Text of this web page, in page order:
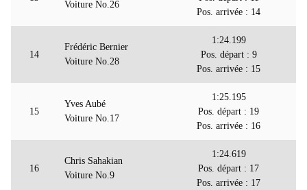
Voiture No.26
Pos. arrivée : 14
14
Frédéric Bernier
Voiture No.28
1:24.199
Pos. départ : 9
Pos. arrivée : 15
15
Yves Aubé
Voiture No.17
1:25.195
Pos. départ : 19
Pos. arrivée : 16
16
Chris Sahakian
Voiture No.9
1:24.619
Pos. départ : 17
Pos. arrivée : 17